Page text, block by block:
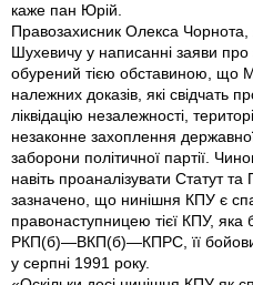
каже пан Юрій.
Правозахисник Олекса
Шухевичу у написанні заяви
обурений тією обставиною, що
належних доказів, які свідчать
ліквідацію незалежності,
незаконне захоплення
заборони політичної партії.
навіть проаналізувати Статут
зазначено, що нинішня КПУ є
правонаступницею тієї КПУ,
РКП(б)—ВКП(б)—КПРС, її
у серпні 1991 року.